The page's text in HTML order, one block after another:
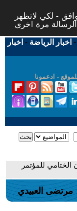
- لكي لاتظهر
- اخبار الرياضة - اخبار
- ادعمونا
الختامي للمؤتمر
مرتضى العبيدي